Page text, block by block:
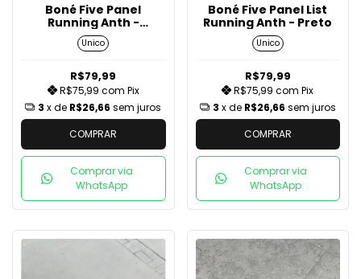
Boné Five Panel
Running Anth -
Branco/Azul/Rosa
Unico
R$79,99
R$75,99 com Pix
3 x de R$26,66 sem juros
COMPRAR
Comprar via
WhatsApp
Boné Five Panel List
Running Anth - Preto
Unico
R$79,99
R$75,99com Pix
3 x de R$26,66 sem juros
COMPRAR
Comprar via
WhatsApp